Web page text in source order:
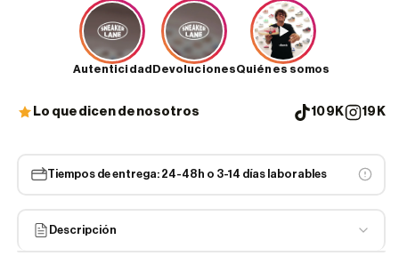
Autenticidad DevolucionesQuiénes somos
Lo que dicen de nosotros 109K 19K
Tiempos de entrega: 24-48h o 3-14 días laborables
Descripción